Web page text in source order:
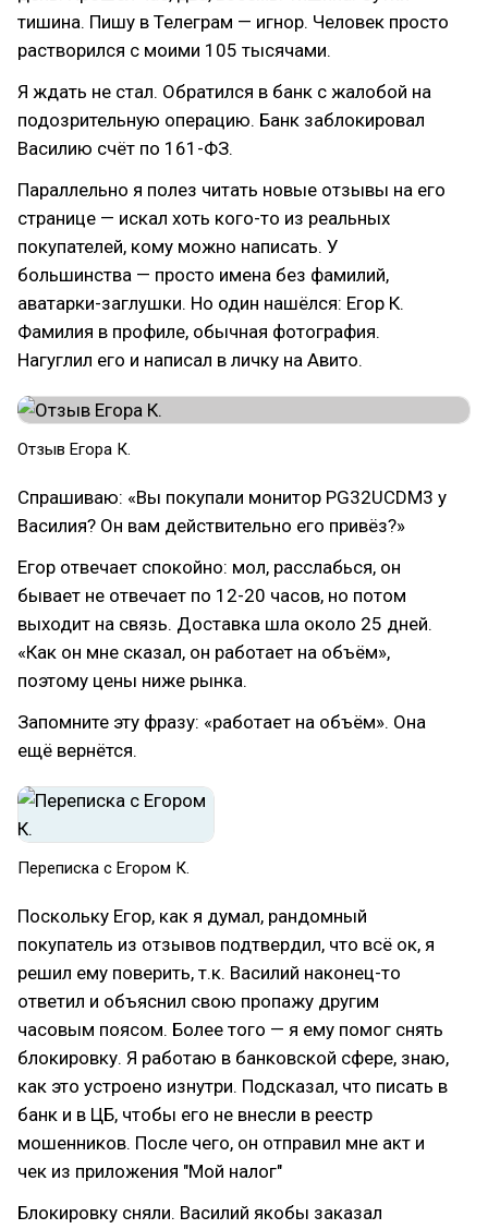
тишина. Пишу в Телеграм — игнор. Человек просто
растворился с моими 105 тысячами.
Я ждать не стал. Обратился в банк с жалобой на
подозрительную операцию. Банк заблокировал
Василию счёт по 161-ФЗ.
Параллельно я полез читать новые отзывы на его
странице — искал хоть кого-то из реальных
покупателей, кому можно написать. У
большинства — просто имена без фамилий,
аватарки-заглушки. Но один нашёлся: Егор К.
Фамилия в профиле, обычная фотография.
Нагуглил его и написал в личку на Авито.
Отзыв Егора К.
Спрашиваю: «Вы покупали монитор PG32UCDM3 у
Василия? Он вам действительно его привёз?»
Егор отвечает спокойно: мол, расслабься, он
бывает не отвечает по 12-20 часов, но потом
выходит на связь. Доставка шла около 25 дней.
«Как он мне сказал, он работает на объём»,
поэтому цены ниже рынка.
Запомните эту фразу: «работает на объём». Она
ещё вернётся.
Переписка с Егором К.
Поскольку Егор, как я думал, рандомный
покупатель из отзывов подтвердил, что всё ок, я
решил ему поверить, т.к. Василий наконец-то
ответил и объяснил свою пропажу другим
часовым поясом. Более того — я ему помог снять
блокировку. Я работаю в банковской сфере, знаю,
как это устроено изнутри. Подсказал, что писать в
банк и в ЦБ, чтобы его не внесли в реестр
мошенников. После чего, он отправил мне акт и
чек из приложения "Мой налог"
Блокировку сняли. Василий якобы заказал